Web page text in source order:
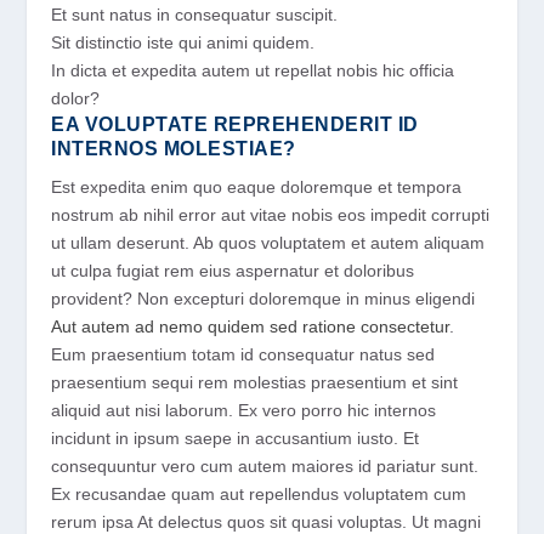
Et sunt natus in consequatur suscipit.
Sit distinctio iste qui animi quidem.
In dicta et expedita autem ut repellat nobis hic officia
dolor?
EA VOLUPTATE REPREHENDERIT ID
INTERNOS MOLESTIAE?
Est expedita enim quo eaque doloremque et tempora
nostrum ab nihil error aut vitae nobis eos impedit corrupti
ut ullam deserunt. Ab quos voluptatem et autem aliquam
ut culpa fugiat rem eius aspernatur et doloribus
provident? Non excepturi doloremque in minus eligendi
Aut autem ad nemo quidem sed ratione consectetur.
Eum praesentium totam id consequatur natus sed
praesentium sequi rem molestias praesentium et sint
aliquid aut nisi laborum. Ex vero porro hic internos
incidunt in ipsum saepe in accusantium iusto. Et
consequuntur vero cum autem maiores id pariatur sunt.
Ex recusandae quam aut repellendus voluptatem cum
rerum ipsa At delectus quos sit quasi voluptas. Ut magni